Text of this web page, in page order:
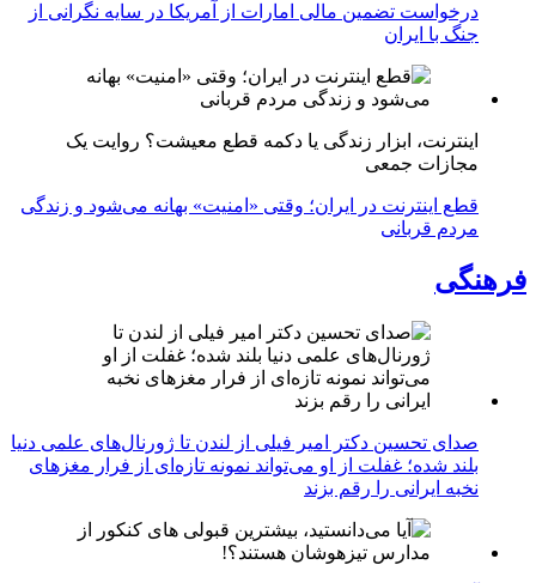
درخواست تضمین مالی امارات از آمریکا در سایه نگرانی از
جنگ با ایران
اینترنت، ابزار زندگی یا دکمه قطع معیشت؟ روایت یک
مجازات جمعی
قطع اینترنت در ایران؛ وقتی «امنیت» بهانه می‌شود و زندگی
مردم قربانی
فرهنگی
صدای تحسین دکتر امیر فیلی از لندن تا ژورنال‌های علمی دنیا
بلند شده؛ غفلت از او می‌تواند نمونه تازه‌ای از فرار مغزهای
نخبه ایرانی را رقم بزند